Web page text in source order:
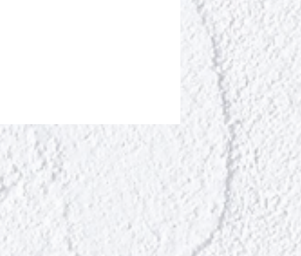
ポールシェリー ボディト
JP¥13,200